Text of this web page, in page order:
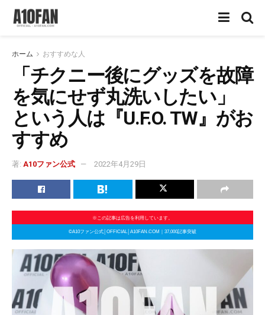
ホーム おすすめな人
「チクニー後にグッズを故障
を気にせず丸洗いしたい」
という人は『U.F.O. TW』がお
すすめ
著: A10ファン公式 2022年4月29日
※この記事は広告を利用しています。
©A10ファン公式│OFFICIAL│A10FAN.COM｜37,000記事突破